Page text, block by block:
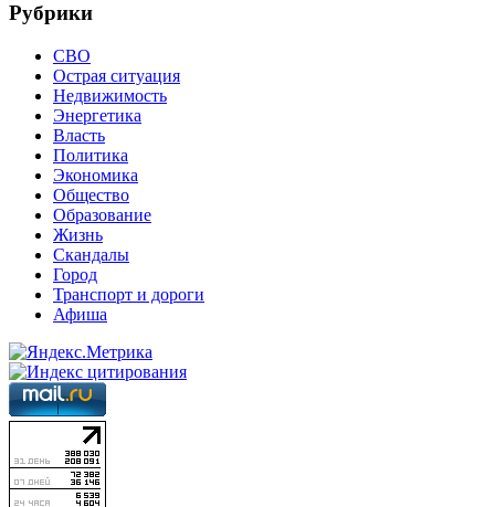
Рубрики
СВО
Острая ситуация
Недвижимость
Энергетика
Власть
Политика
Экономика
Общество
Образование
Жизнь
Скандалы
Город
Транспорт и дороги
Афиша